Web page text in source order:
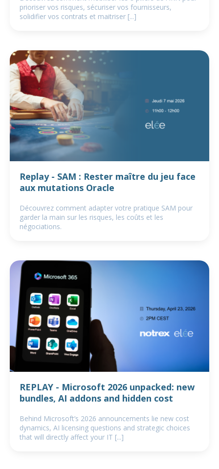
prioriser vos risques, sécuriser vos fournisseurs,
solidifier vos contrats et maitriser [...]
Replay - SAM : Rester maître du jeu face
aux mutations Oracle
Découvrez comment adapter votre pratique SAM pour
garder la main sur les risques, les coûts et les
négociations.
REPLAY - Microsoft 2026 unpacked: new
bundles, AI addons and hidden cost
Behind Microsoft’s 2026 announcements lie new cost
dynamics, AI licensing questions and strategic choices
that will directly affect your IT [...]